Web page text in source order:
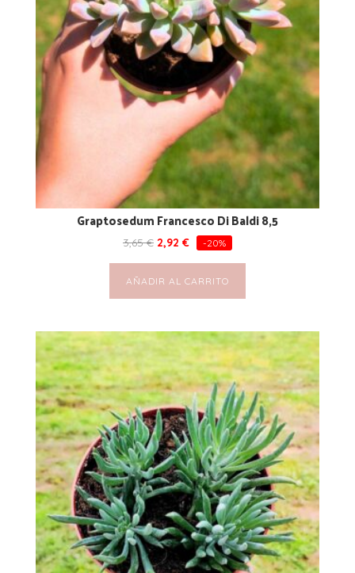
Graptosedum Francesco Di Baldi 8,5
3,65€ 2,92 € -20%
AÑADIR AL CARRITO